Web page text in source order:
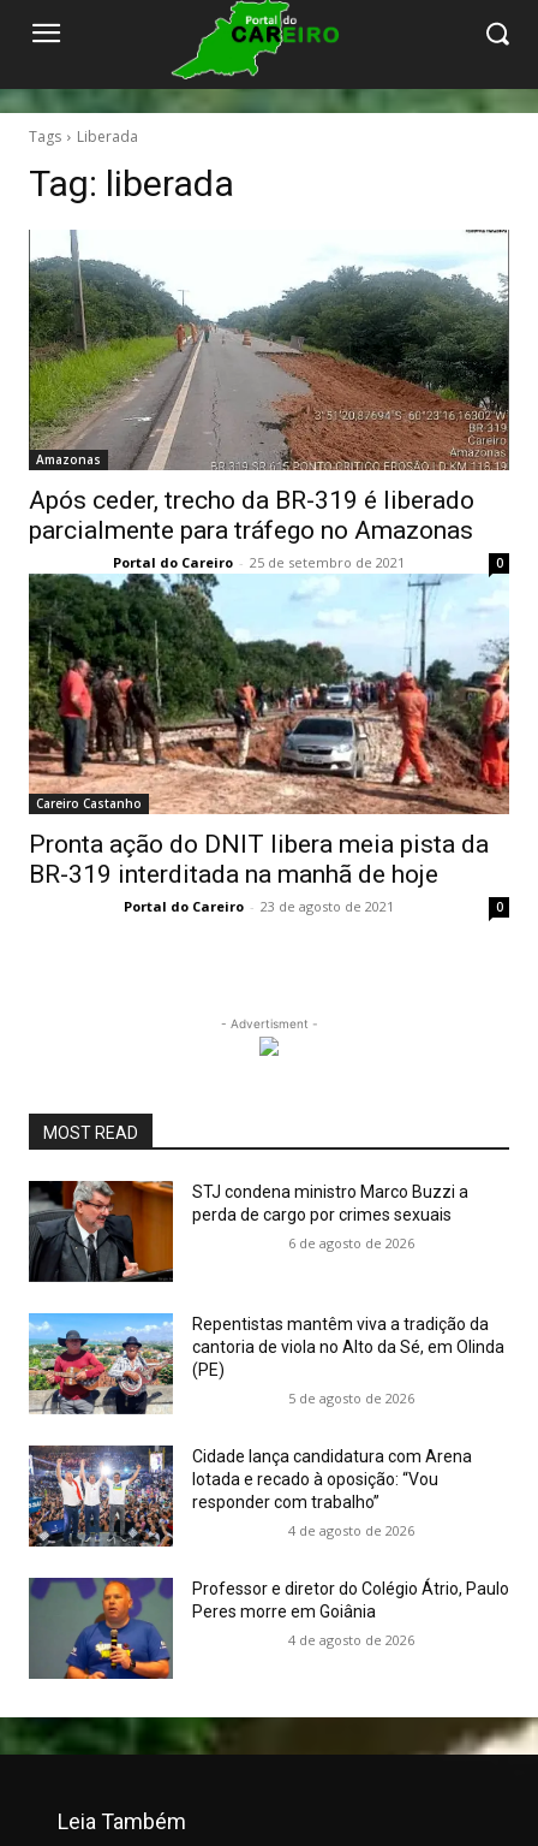
Tags Liberada
Tag: liberada
Amazonas
Após ceder, trecho da BR-319 é liberado
parcialmente para tráfego no Amazonas
Portal do Careiro - 25 de setembro de 2021 0
Careiro Castanho
Pronta ação do DNIT libera meia pista da
BR-319 interditada na manhã de hoje
Portal do Careiro - 23 de agosto de 2021 0
- Advertisment -
MOST READ
STJ condena ministro Marco Buzzi a
perda de cargo por crimes sexuais
6 de agosto de 2026
Repentistas mantêm viva a tradição da
cantoria de viola no Alto da Sé, em Olinda
(PE)
5 de agosto de 2026
Cidade lança candidatura com Arena
lotada e recado à oposição: “Vou
responder com trabalho”
4 de agosto de 2026
Professor e diretor do Colégio Átrio, Paulo
Peres morre em Goiânia
4 de agosto de 2026
Leia Também